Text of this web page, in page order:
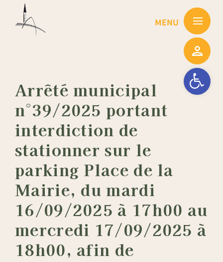
Ouvrir la
Arrêté municipal
n°39/2025 portant
interdiction de
stationner sur le
parking Place de la
Mairie, du mardi
16/09/2025 à 17h00 au
mercredi 17/09/2025 à
18h00, afin de